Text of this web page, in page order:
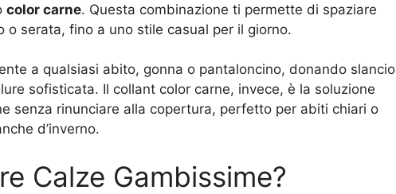
color carne. Questa combinazione ti permette di spaziare
o serata, fino a uno stile casual per il giorno.
a qualsiasi abito, gonna o pantaloncino, donando slancio
sofisticata. Il collant color carne, invece, è la soluzione
senza rinunciare alla copertura, perfetto per abiti chiari o
d’inverno.
Calze Gambissime?